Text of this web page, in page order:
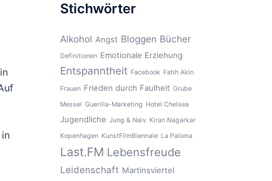
Stichwörter
Alkohol Angst Bloggen Bücher
Definitionen Emotionale Erziehung
Entspanntheit Facebook Fatih Akin
Frauen Frieden durch Faulheit Grube
Messel Guerilla-Marketing Hotel Chelsea
Jugendliche Jung & Naiv Kiran Nagarkar
Kopenhagen KunstFilmBiennale La Paloma
Last.FM Lebensfreude
Leidenschaft Martinsviertel